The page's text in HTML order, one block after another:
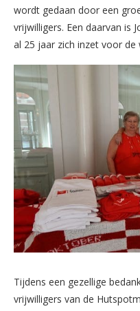
wordt gedaan door een
vrijwilligers. Een daarvan is
al 25 jaar zich inzet voor de
Tijdens een gezellige
vrijwilligers van de